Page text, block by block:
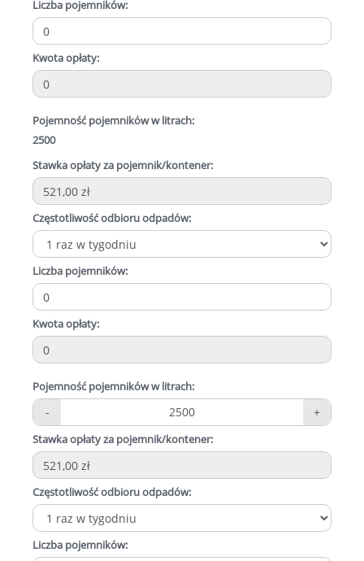
Liczba pojemników:
Kwota opłaty:
Pojemność pojemników w litrach:
2500
Stawka opłaty za pojemnik/kontener:
Częstotliwość odbioru odpadów:
Liczba pojemników:
Kwota opłaty:
Pojemność pojemników w litrach:
2500
- +
Stawka opłaty za pojemnik/kontener:
Częstotliwość odbioru odpadów:
Liczba pojemników: